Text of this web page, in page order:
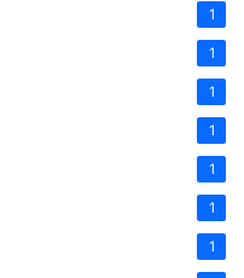
1
1
1
1
1
1
1